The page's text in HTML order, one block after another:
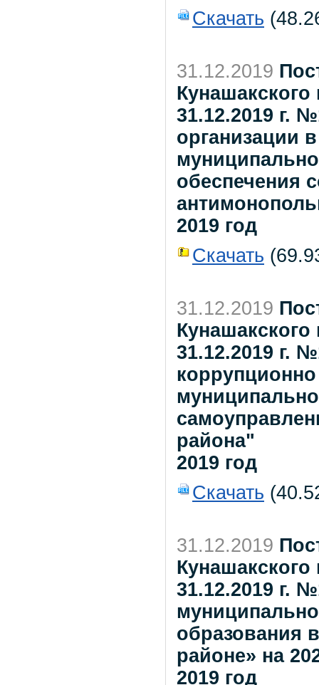
Скачать
31.12.2019
31.12.2019 г.
организации
обеспечения
2019 год
Скачать
31.12.2019
31.12.2019 г.
района"
2019 год
Скачать
31.12.2019
31.12.2019 г.
образования
районе» на
2019 год